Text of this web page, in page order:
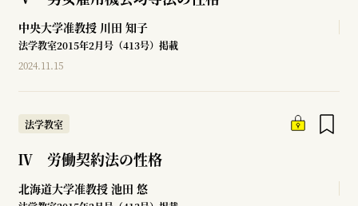
中央大学准教授 川田 知子
法学教室2015年2月号（413号）掲載
2024.11.15
法学教室
Ⅳ 労働契約法の性格
北海道大学准教授 池田 悠